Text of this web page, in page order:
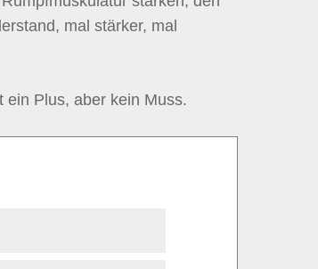
mal stärker, mal
ein Plus, aber kein Muss.